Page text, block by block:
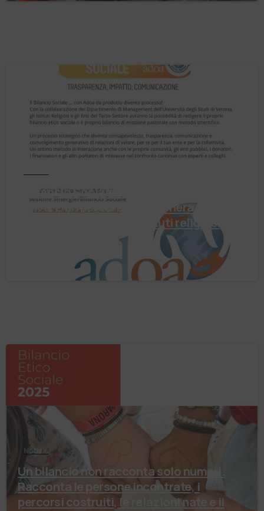
Il Bilancio Sociale non è un punto di
arrivo. È un percorso che genera valore!
Negli ultimi anni enti, istituti religiosi,
Notizie
Un bilancio non racconta solo numeri.
Racconta le persone incontrate, i
percorsi costruiti, le relazioni nate e il